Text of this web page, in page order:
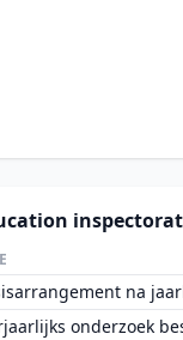
na
onderzoek